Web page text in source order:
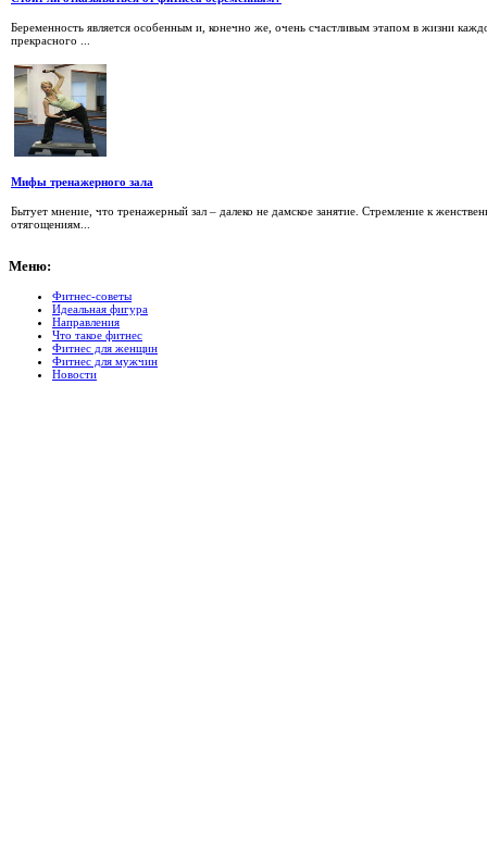
Беременность является особенным и, конечно же, очень счастливым этапом в жизни
прекрасного ...
Мифы тренажерного зала
Бытует мнение, что тренажерный зал – далеко не дамское занятие. Стремление к
отягощениям...
Меню:
Фитнес-советы
Идеальная фигура
Направления
Что такое фитнес
Фитнес для женщин
Фитнес для мужчин
Новости